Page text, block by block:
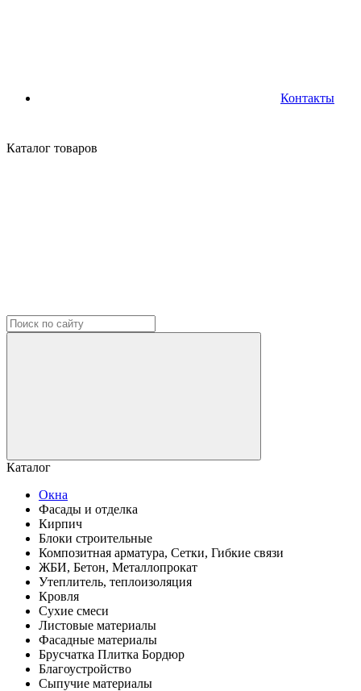
Контакты
Каталог товаров
Каталог
Окна
Фасады и отделка
Кирпич
Блоки строительные
Композитная арматура, Сетки, Гибкие связи
ЖБИ, Бетон, Металлопрокат
Утеплитель, теплоизоляция
Кровля
Сухие смеси
Листовые материалы
Фасадные материалы
Брусчатка Плитка Бордюр
Благоустройство
Сыпучие материалы